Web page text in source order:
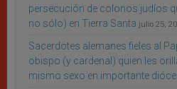
persecución de colonos judíos
no sólo) en Tierra Santa julio 25,
Sacerdotes alemanes fieles al
obispo (y cardenal) quien les
mismo sexo en importante